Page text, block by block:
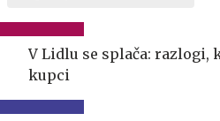
V Lidlu se splača: razlogi,
kupci